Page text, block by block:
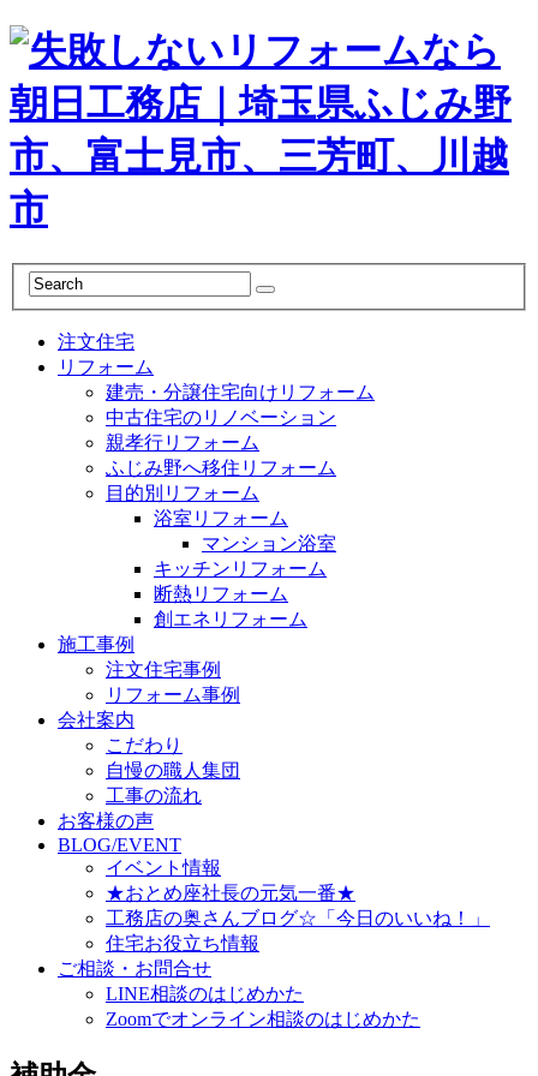
注文住宅
リフォーム
建売・分譲住宅向けリフォーム
中古住宅のリノベーション
親孝行リフォーム
ふじみ野へ移住リフォーム
目的別リフォーム
浴室リフォーム
マンション浴室
キッチンリフォーム
断熱リフォーム
創エネリフォーム
施工事例
注文住宅事例
リフォーム事例
会社案内
こだわり
自慢の職人集団
工事の流れ
お客様の声
BLOG/EVENT
イベント情報
★おとめ座社長の元気一番★
工務店の奥さんブログ☆「今日のいいね！」
住宅お役立ち情報
ご相談・お問合せ
LINE相談のはじめかた
Zoomでオンライン相談のはじめかた